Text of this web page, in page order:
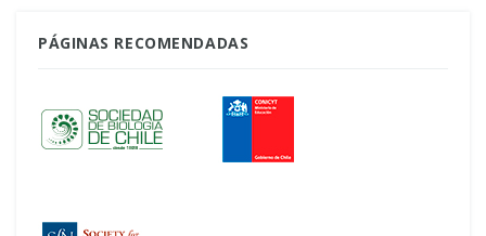
PÁGINAS RECOMENDADAS